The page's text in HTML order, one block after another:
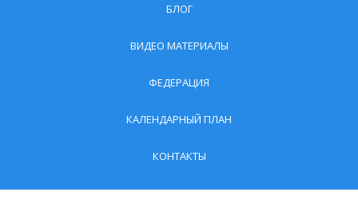
БЛОГ
ВИДЕО МАТЕРИАЛЫ
ФЕДЕРАЦИЯ
КАЛЕНДАРНЫЙ ПЛАН
КОНТАКТЫ